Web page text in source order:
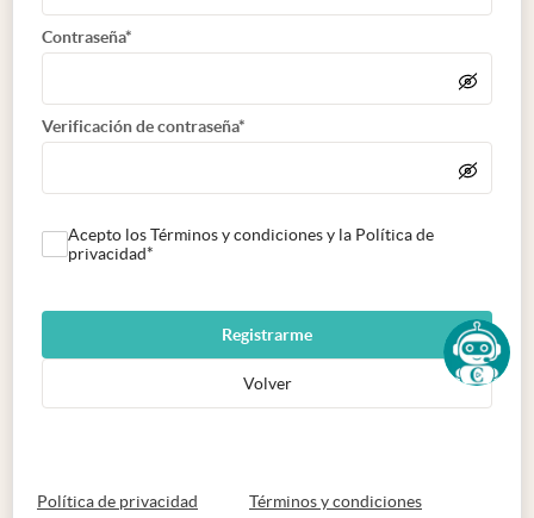
Contraseña*
Verificación de contraseña*
Acepto los Términos y condiciones y la Política de
privacidad*
Registrarme
Volver
Política de privacidad abre en nueva pestaña
Términos y condicionesabre en nueva